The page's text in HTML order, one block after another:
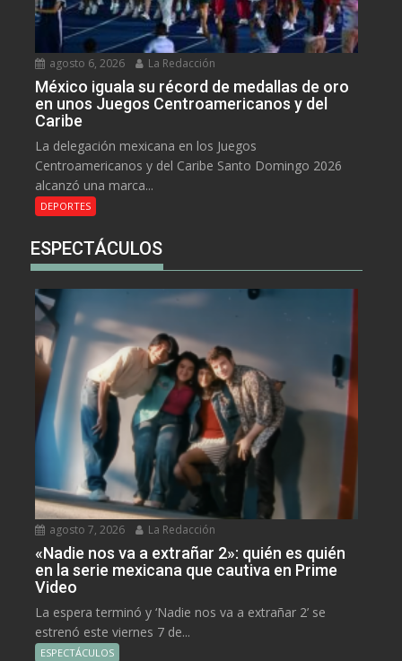
agosto 6, 2026 La Redacción
México iguala su récord de medallas de oro
en unos Juegos Centroamericanos y del
Caribe
La delegación mexicana en los Juegos
Centroamericanos y del Caribe Santo Domingo 2026
alcanzó una marca...
DEPORTES
ESPECTÁCULOS
agosto 7, 2026 La Redacción
«Nadie nos va a extrañar 2»: quién es quién
en la serie mexicana que cautiva en Prime
Video
La espera terminó y ‘Nadie nos va a extrañar 2’ se
estrenó este viernes 7 de...
ESPECTÁCULOS